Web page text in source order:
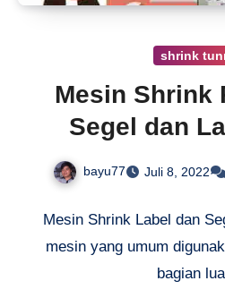
shrink
Mesin Shrink
Segel dan
bayu77 Juli 8, 2022
Mesin Shrink Label dan
mesin yang umum
bagian